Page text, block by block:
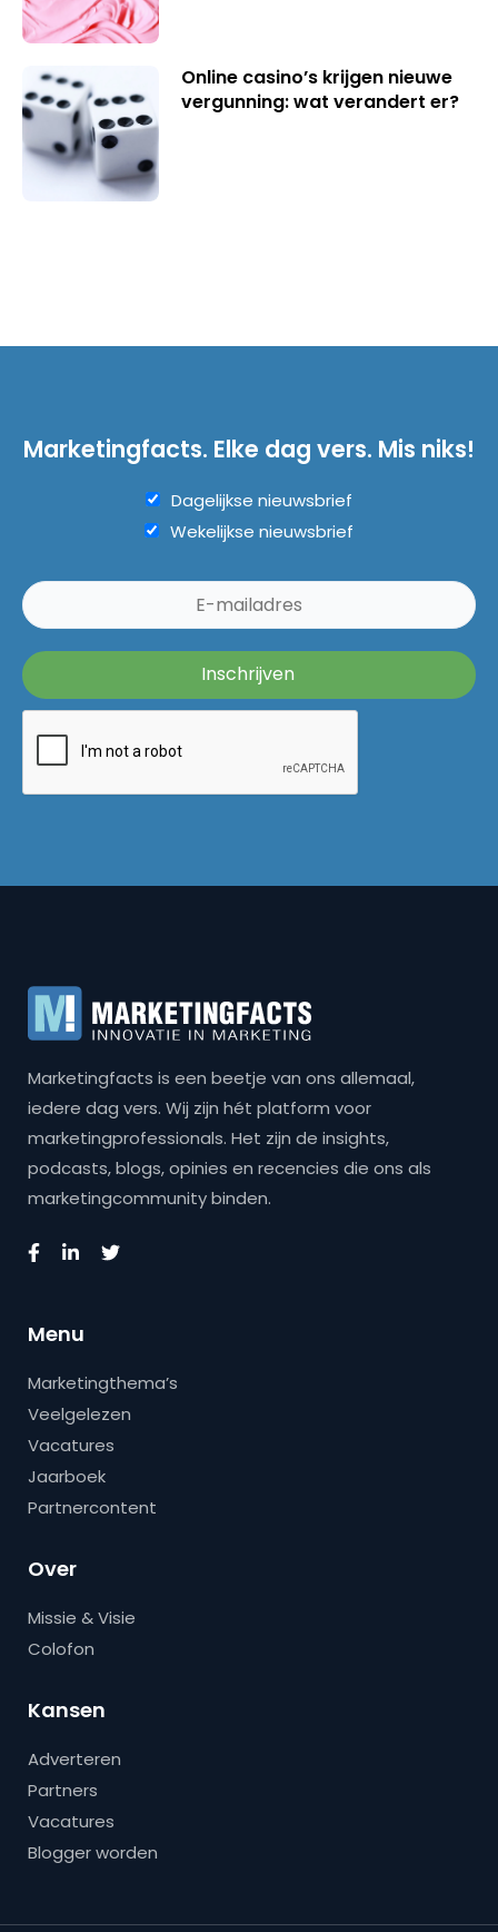
Online casino’s krijgen nieuwe
vergunning: wat verandert er?
Marketingfacts. Elke dag vers. Mis niks!
Dagelijkse nieuwsbrief
Wekelijkse nieuwsbrief
Marketingfacts is een beetje van ons allemaal,
iedere dag vers. Wij zijn hét platform voor
marketingprofessionals. Het zijn de insights,
podcasts, blogs, opinies en recencies die ons als
marketingcommunity binden.
Menu
Marketingthema’s
Veelgelezen
Vacatures
Jaarboek
Partnercontent
Over
Missie & Visie
Colofon
Kansen
Adverteren
Partners
Vacatures
Blogger worden